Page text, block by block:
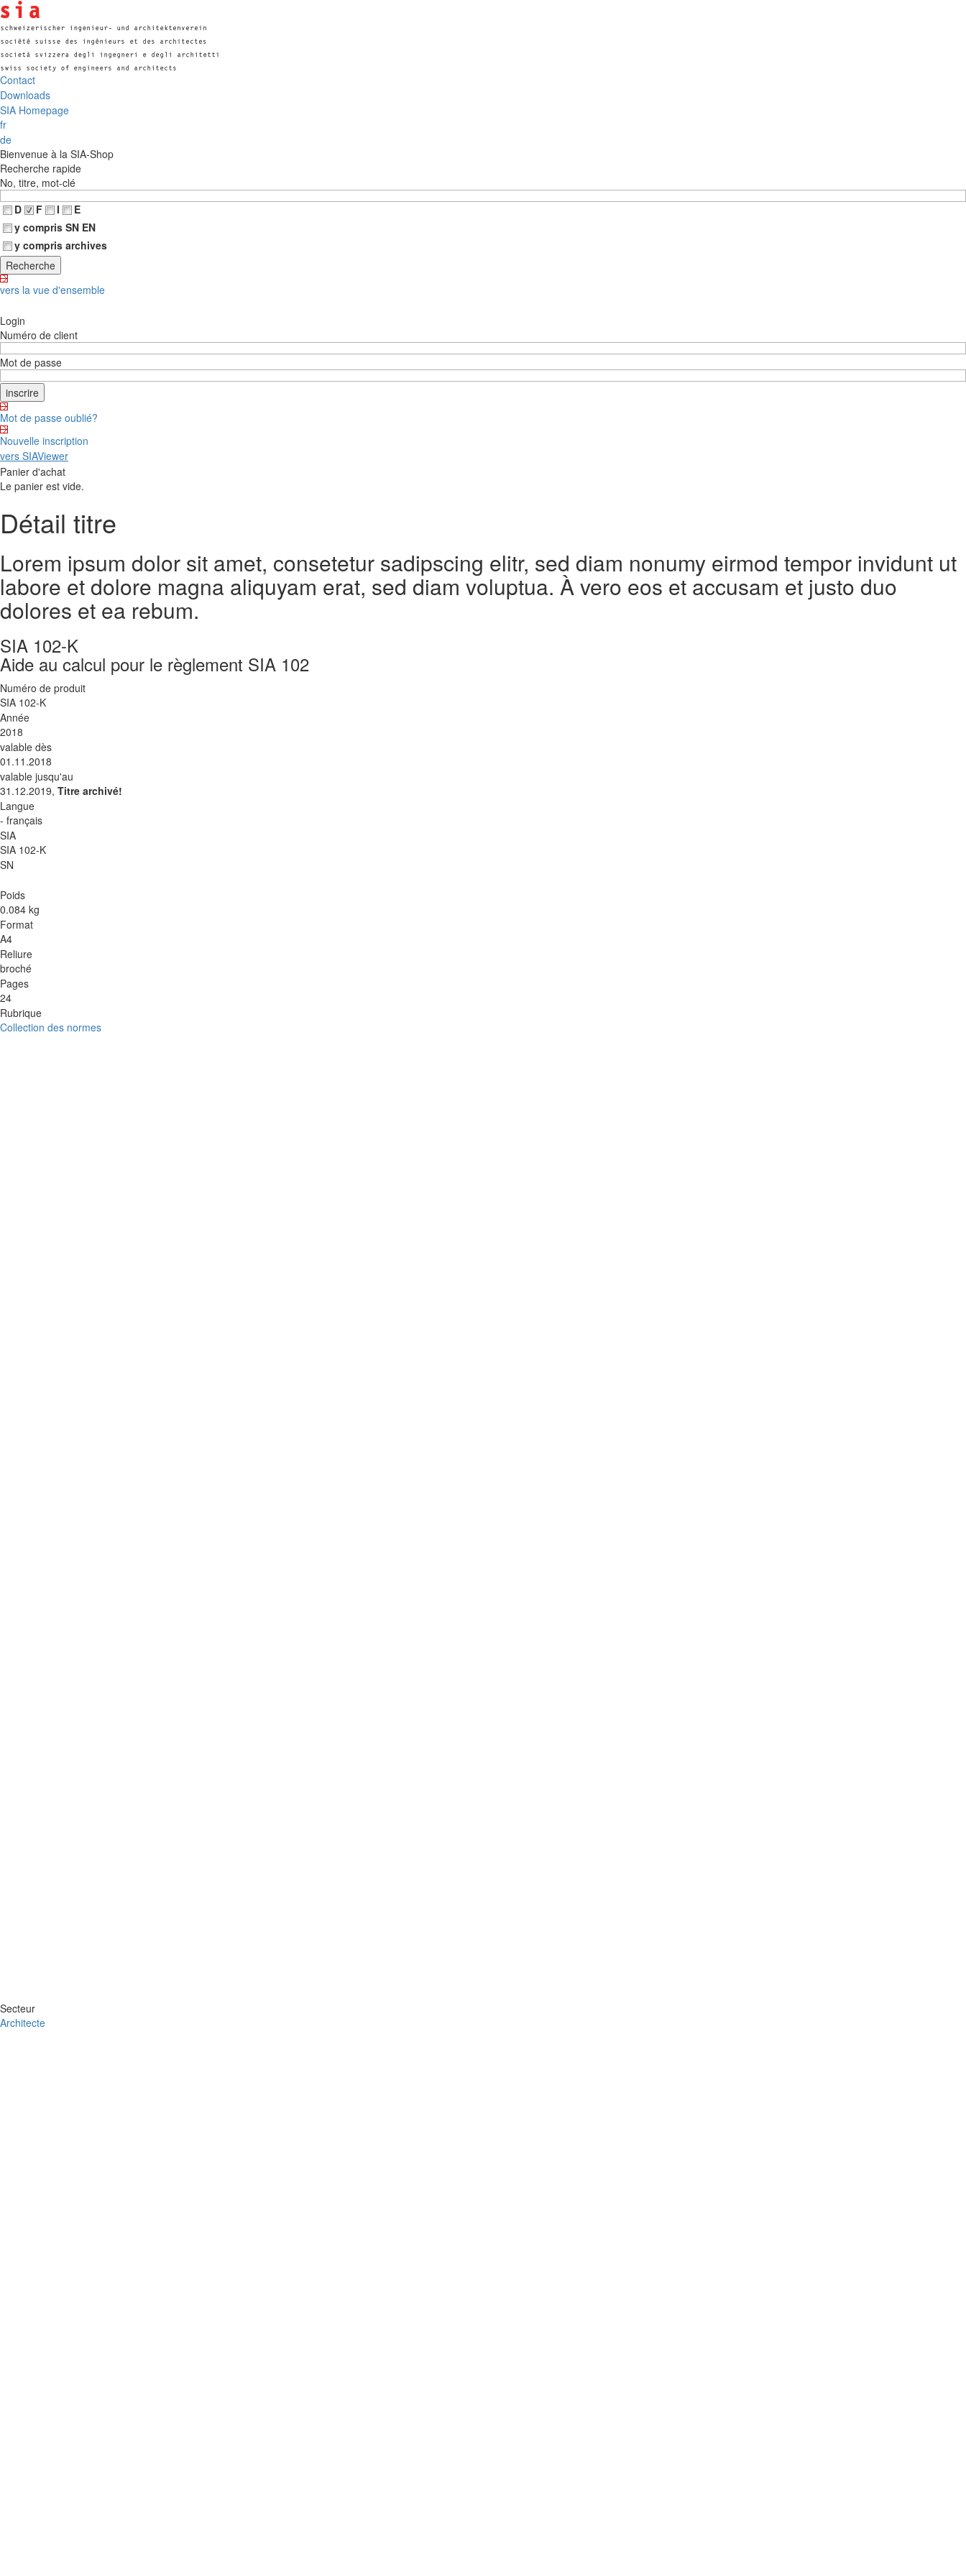
Contact
Downloads
SIA Homepage
fr
de
Bienvenue à la SIA-Shop
Recherche rapide
No, titre, mot-clé
D
F I
E
y compris SN EN
y compris archives
vers la vue d'ensemble
Login
Numéro de client
Mot de passe
Mot de passe oublié?
Nouvelle inscription
vers SIAViewer
Panier d'achat
Le panier est vide.
Détail titre
Lorem ipsum dolor sit amet, consetetur sadipscing elitr, sed diam nonumy eirmod tempor invidunt ut
labore et dolore magna aliquyam erat, sed diam voluptua. À vero eos et accusam et justo duo
dolores et ea rebum.
SIA 102-K
Aide au calcul pour le règlement SIA 102
Numéro de produit
SIA 102-K
Année
2018
valable dès
01.11.2018
valable jusqu'au
31.12.2019, Titre archivé!
Langue
- français
SIA
SIA 102-K
SN
Poids
0.084 kg
Format
A4
Reliure
broché
Pages
24
Rubrique
Collection des normes
Secteur
Architecte